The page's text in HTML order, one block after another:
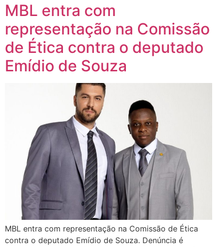
MBL entra com
representação na Comissão
de Ética contra o deputado
Emídio de Souza
MBL entra com representação na Comissão de Ética
contra o deputado Emídio de Souza. Denúncia é